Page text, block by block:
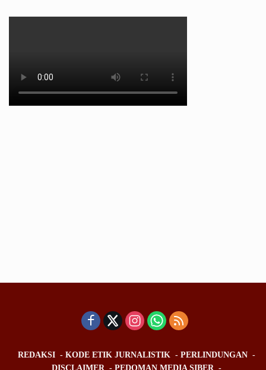
REDAKSI KODE ETIK JURNALISTIK
PERLINDUNGAN
DISCLAIMER
PEDOMAN MEDIA SIBER